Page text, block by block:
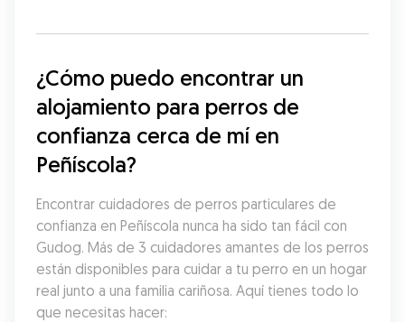
¿Cómo puedo encontrar un
alojamiento para perros de
confianza cerca de mí en
Peñíscola?
Encontrar cuidadores de perros particulares de
confianza en Peñíscola nunca ha sido tan fácil con
Gudog. Más de 3 cuidadores amantes de los perros
están disponibles para cuidar a tu perro en un hogar
real junto a una familia cariñosa. Aquí tienes todo lo
que necesitas hacer: